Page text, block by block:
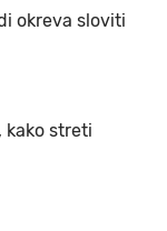
okreva sloviti
kako streti